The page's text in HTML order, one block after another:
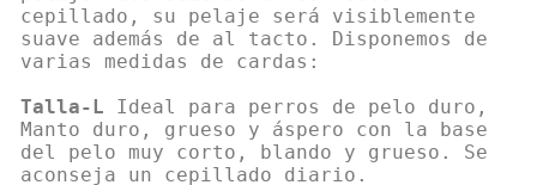
cepillado, su pelaje será visiblemente
suave además de al tacto. Disponemos de
varias medidas de cardas:
Talla-L Ideal para perros de pelo duro,
Manto duro, grueso y áspero con la base
del pelo muy corto, blando y grueso. Se